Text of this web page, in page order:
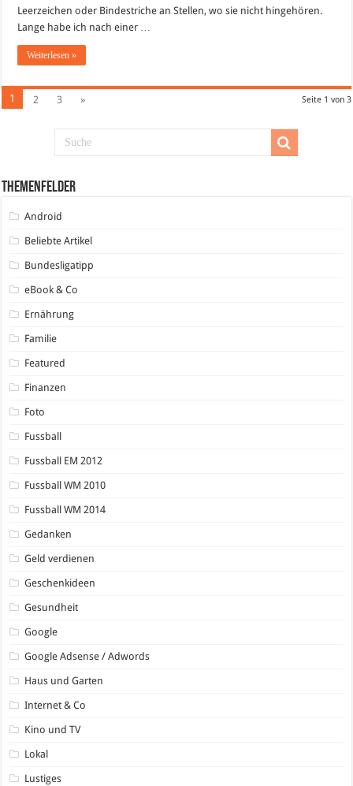
Leerzeichen oder Bindestriche an Stellen, wo sie nicht hingehören.
Lange habe ich nach einer …
Weiterlesen »
Seite 1 von 3
1 2 3 »
Themenfelder
Android
Beliebte Artikel
Bundesligatipp
eBook & Co
Ernährung
Familie
Featured
Finanzen
Foto
Fussball
Fussball EM 2012
Fussball WM 2010
Fussball WM 2014
Gedanken
Geld verdienen
Geschenkideen
Gesundheit
Google
Google Adsense / Adwords
Haus und Garten
Internet & Co
Kino und TV
Lokal
Lustiges